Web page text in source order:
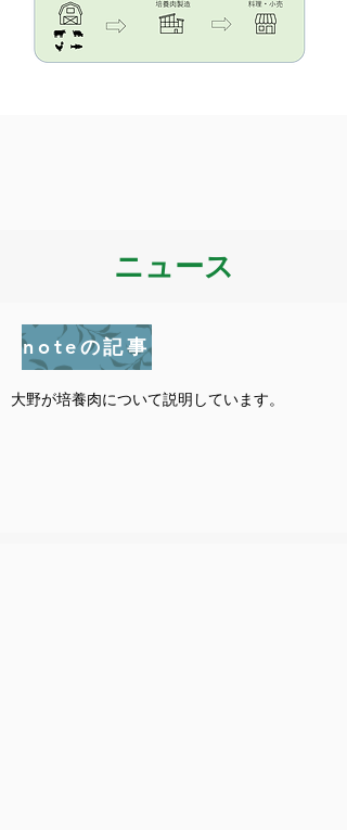
​ニュース
noteの記事
大野が培養肉について説明しています。